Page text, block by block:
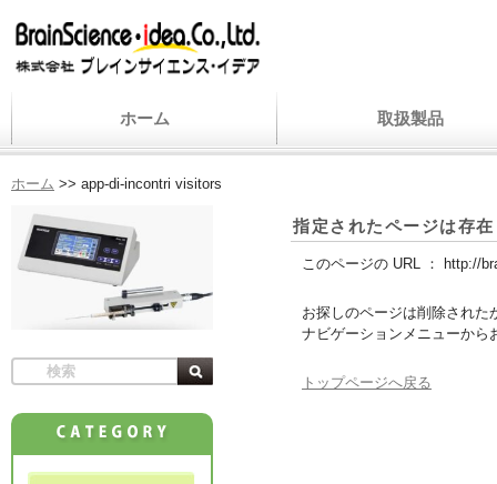
ホーム 取扱製品
ホーム >> app-di-incontri visitors
指定されたページは存
このページの URL ： http://
お探しのページは削除された
ナビゲーションメニューから
トップページへ戻る